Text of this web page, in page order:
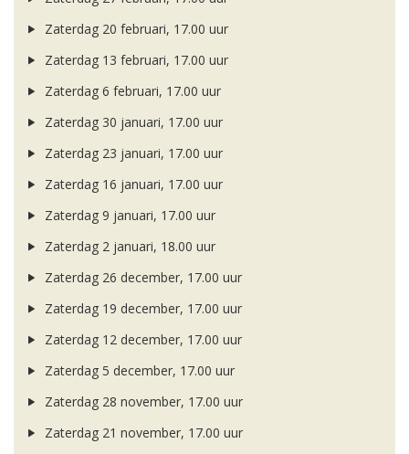
Zaterdag 20 februari, 17.00 uur
Zaterdag 13 februari, 17.00 uur
Zaterdag 6 februari, 17.00 uur
Zaterdag 30 januari, 17.00 uur
Zaterdag 23 januari, 17.00 uur
Zaterdag 16 januari, 17.00 uur
Zaterdag 9 januari, 17.00 uur
Zaterdag 2 januari, 18.00 uur
Zaterdag 26 december, 17.00 uur
Zaterdag 19 december, 17.00 uur
Zaterdag 12 december, 17.00 uur
Zaterdag 5 december, 17.00 uur
Zaterdag 28 november, 17.00 uur
Zaterdag 21 november, 17.00 uur